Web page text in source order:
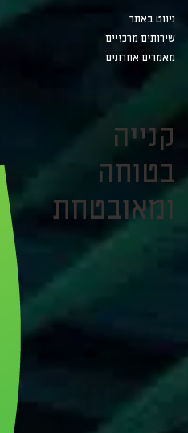
ניווט באתר
שירותים מרכזיים
מאמרים אחרונים
קנייה
בטוחה
ומאובטחת